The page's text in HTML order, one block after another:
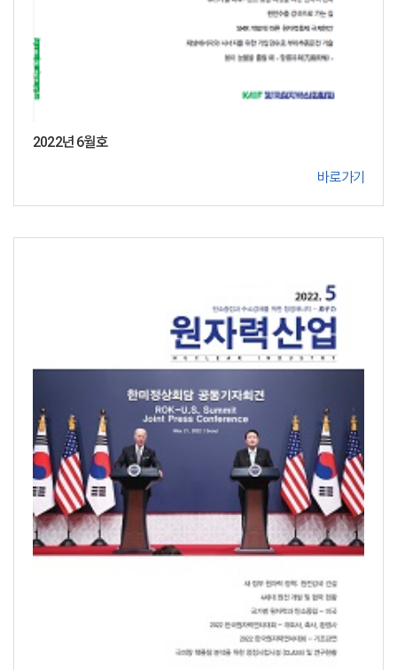
2022년 6월호
바로가기